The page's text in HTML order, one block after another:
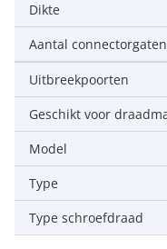
Dikte
Aantal connectorgaten
Uitbreekpoorten
Model
Type
Type schroefdraad